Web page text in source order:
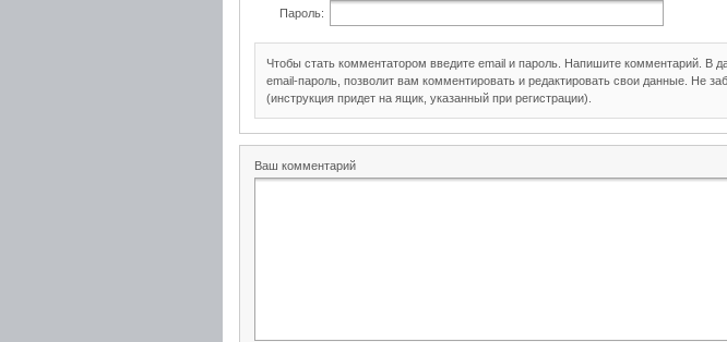
Пароль:
Чтобы стать комментатором введите email и пароль. Напишите комментарий. В
email-пароль, позволит вам комментировать и редактировать свои данные. Не
(инструкция придет на ящик, указанный при регистрации).
Ваш комментарий